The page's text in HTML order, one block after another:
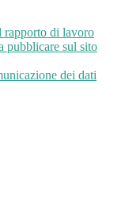
rapporto di lavoro
pubblicare sul sito
dei dati